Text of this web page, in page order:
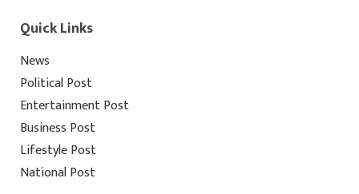
Quick Links
News
Political Post
Entertainment Post
Business Post
Lifestyle Post
National Post